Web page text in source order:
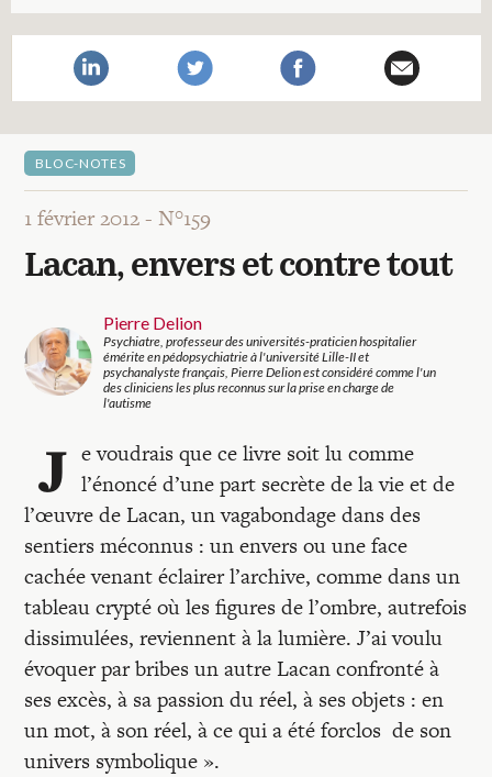
Recherches
Colloque
Mon panier
BLOC-NOTES
1 février 2012 -N°159
Lacan, envers et contre tout
Pierre Delion
Psychiatre, professeur des universités-praticien hospitalier
émérite en pédopsychiatrie à l'université Lille-II et
psychanalyste français, Pierre Delion est considéré comme l'un
des cliniciens les plus reconnus sur la prise en charge de
l'autisme
J e voudrais que ce livre soit lu comme
l’énoncé d’une part secrète de la vie et de
l’œuvre de Lacan, un vagabondage dans des
sentiers méconnus : un envers ou une face
cachée venant éclairer l’archive, comme dans un
tableau crypté où les figures de l’ombre, autrefois
dissimulées, reviennent à la lumière. J’ai voulu
évoquer par bribes un autre Lacan confronté à
ses excès, à sa passion du réel, à ses objets : en
un mot, à son réel, à ce qui a été forclos de son
univers symbolique ».